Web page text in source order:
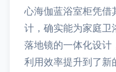
心海伽蓝浴室柜凭借
计，确实能为家庭卫
落地镜的一体化设计
利用效率提升到了新